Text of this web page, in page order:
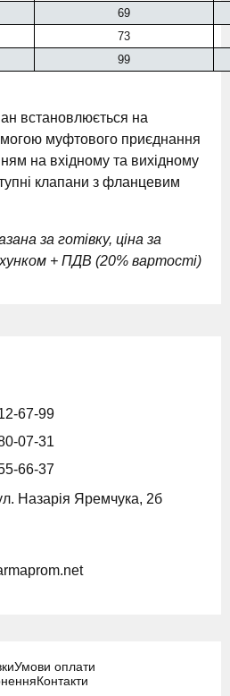
69
73
99
встановлюється на
муфтового приєднання
на вхідному та вихідному
клапани з фланцевим
за готівку, ціна за
+ ПДВ (20% вартості)
67-99
07-31
66-37
Назарія Яремчука, 2б
Умови оплати
Контакти